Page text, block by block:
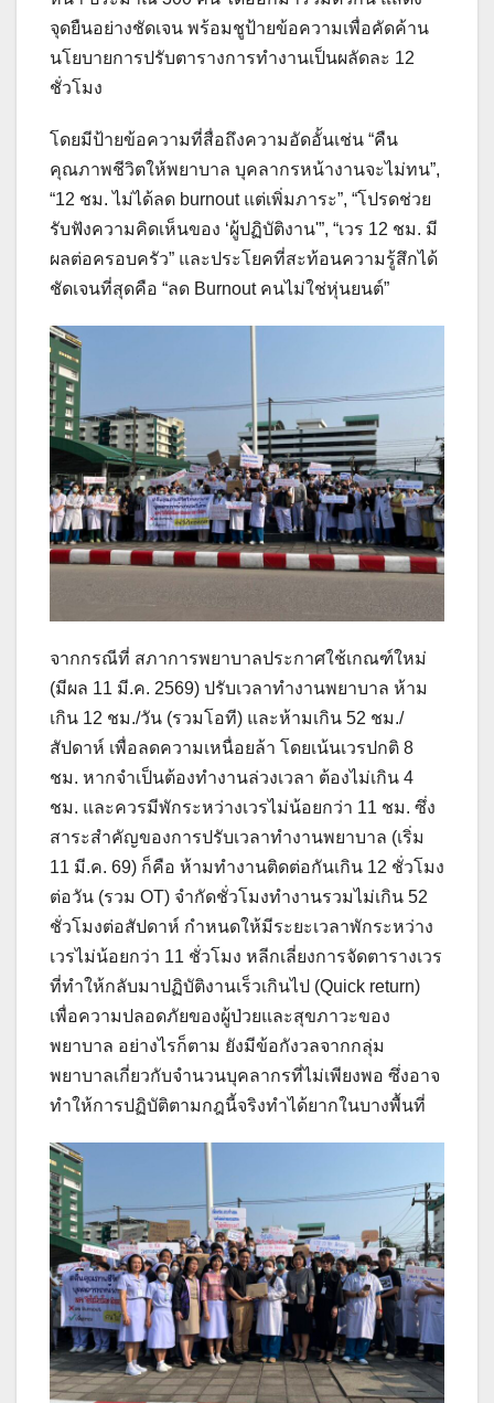
จุดยืนอย่างชัดเจน พร้อมชูป้ายข้อความเพื่อคัดค้าน
นโยบายการปรับตารางการทำงานเป็นผลัดละ 12
ชั่วโมง
โดยมีป้ายข้อความที่สื่อถึงความอัดอั้นเช่น “คืน
คุณภาพชีวิตให้พยาบาล บุคลากรหน้างานจะไม่ทน”,
“12 ชม. ไม่ได้ลด burnout แต่เพิ่มภาระ”, “โปรดช่วย
รับฟังความคิดเห็นของ ‘ผู้ปฏิบัติงาน'”, “เวร 12 ชม. มี
ผลต่อครอบครัว” และประโยคที่สะท้อนความรู้สึกได้
ชัดเจนที่สุดคือ “ลด Burnout คนไม่ใช่หุ่นยนต์”
จากกรณีที่ สภาการพยาบาลประกาศใช้เกณฑ์ใหม่
(มีผล 11 มี.ค. 2569) ปรับเวลาทำงานพยาบาล ห้าม
เกิน 12 ชม./วัน (รวมโอที) และห้ามเกิน 52 ชม./
สัปดาห์ เพื่อลดความเหนื่อยล้า โดยเน้นเวรปกติ 8
ชม. หากจำเป็นต้องทำงานล่วงเวลา ต้องไม่เกิน 4
ชม. และควรมีพักระหว่างเวรไม่น้อยกว่า 11 ชม. ซึ่ง
สาระสำคัญของการปรับเวลาทำงานพยาบาล (เริ่ม
11 มี.ค. 69) ก็คือ ห้ามทำงานติดต่อกันเกิน 12 ชั่วโมง
ต่อวัน (รวม OT) จำกัดชั่วโมงทำงานรวมไม่เกิน 52
ชั่วโมงต่อสัปดาห์ กำหนดให้มีระยะเวลาพักระหว่าง
เวรไม่น้อยกว่า 11 ชั่วโมง หลีกเลี่ยงการจัดตารางเวร
ที่ทำให้กลับมาปฏิบัติงานเร็วเกินไป (Quick return)
เพื่อความปลอดภัยของผู้ป่วยและสุขภาวะของ
พยาบาล อย่างไรก็ตาม ยังมีข้อกังวลจากกลุ่ม
พยาบาลเกี่ยวกับจำนวนบุคลากรที่ไม่เพียงพอ ซึ่งอาจ
ทำให้การปฏิบัติตามกฎนี้จริงทำได้ยากในบางพื้นที่